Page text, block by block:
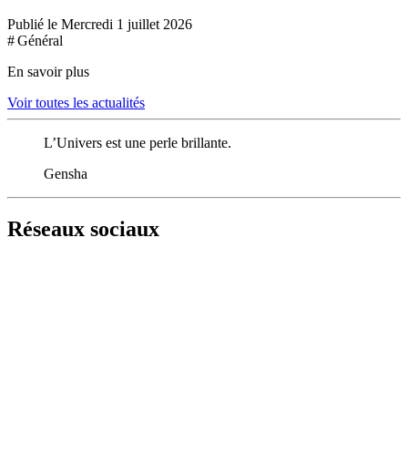
Publié le Mercredi 1 juillet 2026
# Général
En savoir plus
Voir toutes les actualités
L’Univers est une perle brillante.
Gensha
Réseaux sociaux